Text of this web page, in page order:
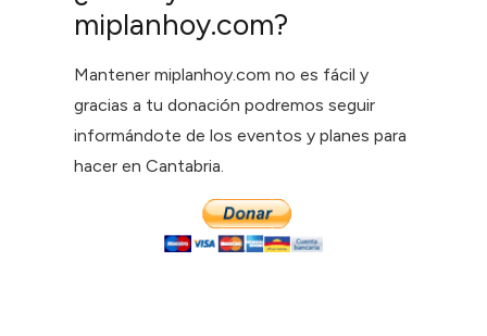
miplanhoy.com?
Mantener miplanhoy.com no es fácil y
gracias a tu donación podremos seguir
informándote de los eventos y planes para
hacer en Cantabria.